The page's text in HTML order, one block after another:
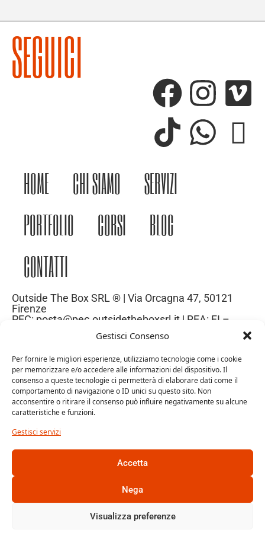
Gestisci Consenso
Per fornire le migliori esperienze, utilizziamo tecnologie come i cookie
per memorizzare e/o accedere alle informazioni del dispositivo. Il
consenso a queste tecnologie ci permetterà di elaborare dati come il
comportamento di navigazione o ID unici su questo sito. Non
acconsentire o ritirare il consenso può influire negativamente su alcune
caratteristiche e funzioni.
Gestisci servizi
Accetta
Nega
Visualizza preferenze
HOME CHI SIAMO
SERVIZI
PORTFOLIO
CORSI
BLOG
CONTATTI
Outside The Box SRL ® | Via Orcagna 47, 50121
Firenze
PEC: posta@pec.outsidetheboxsrl.it | REA: FI –
669971| P.IVA: 06969740486
Capitale Sociale: 10.000€
SEGUICI
Trattamento dei dati personali
Gestione dati personali